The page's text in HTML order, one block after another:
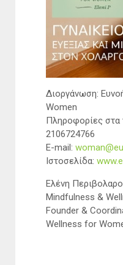
Διοργάνωση:
Women
Πληροφορίες
2106724766
E-mail:
Ιστοσελίδα:
Ελένη
Mindfulness &
Founder &
Wellness for